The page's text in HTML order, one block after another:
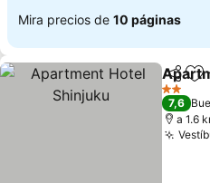
Mira precios de 10 páginas
2 Estrellas
7,6
a 1.6